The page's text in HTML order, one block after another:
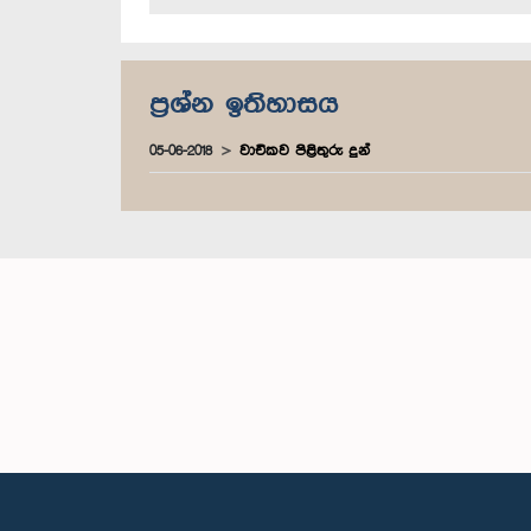
ප්‍රශ්න ඉතිහාසය
05-06-2018 වාචිකව පිළිතුරු දුන්